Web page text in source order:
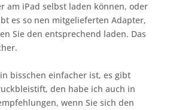
am iPad selbst laden können, oder
es so nen mitgelieferten Adapter,
Sie den entsprechend laden. Das
bisschen einfacher ist, es gibt
den habe ich auch in
wenn Sie sich den